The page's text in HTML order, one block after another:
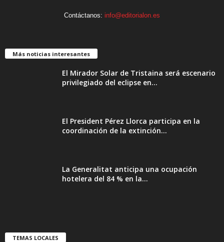
Contáctanos: info@editorialon.es
Más noticias interesantes
El Mirador Solar de Tristaina será escenario
privilegiado del eclipse en...
El President Pérez Llorca participa en la
coordinación de la extinción...
La Generalitat anticipa una ocupación
hotelera del 84 % en la...
TEMAS LOCALES